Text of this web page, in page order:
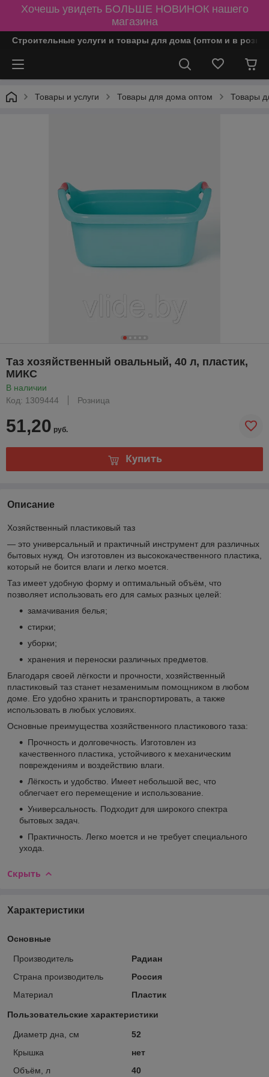
Хочешь увидеть БОЛЬШЕ НОВИНОК нашего
магазина
Строительные услуги и товары для дома (оптом и в
Товары и услуги Товары для дома оптом Товары
Таз хозяйственный овальный, 40 л, пластик,
МИКС
В наличии
Код: 1309444
Розница
51,20 руб.
Купить
Описание
Хозяйственный пластиковый таз
— это универсальный и практичный инструмент для различных
бытовых нужд. Он изготовлен из высококачественного пластика,
который не боится влаги и легко моется.
Таз имеет удобную форму и оптимальный объём, что
позволяет использовать его для самых разных целей:
замачивания белья;
стирки;
уборки;
хранения и переноски различных предметов.
Благодаря своей лёгкости и прочности, хозяйственный
пластиковый таз станет незаменимым помощником в любом
доме. Его удобно хранить и транспортировать, а также
использовать в любых условиях.
Основные преимущества хозяйственного пластикового таза:
Прочность и долговечность. Изготовлен из
качественного пластика, устойчивого к механическим
повреждениям и воздействию влаги.
Лёгкость и удобство. Имеет небольшой вес, что
облегчает его перемещение и использование.
Универсальность. Подходит для широкого спектра
бытовых задач.
Практичность. Легко моется и не требует специального
ухода.
Скрыть
Характеристики
Основные
Производитель
Радиан
Страна производитель
Россия
Материал
Пластик
Пользовательские характеристики
Диаметр дна, см
52
Крышка
нет
Объём, л
40